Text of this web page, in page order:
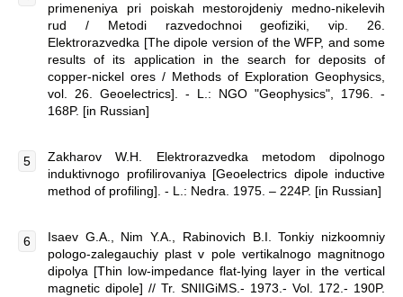
primeneniya pri poiskah mestorojdeniy medno-nikelevih
rud / Metodi razvedochnoi geofiziki, vip. 26.
Elektrorazvedka [The dipole version of the WFP, and some
results of its application in the search for deposits of
copper-nickel ores / Methods of Exploration Geophysics,
vol. 26. Geoelectrics]. - L.: NGO "Geophysics", 1796. -
168P. [in Russian]
Zakharov W.H. Elektrorazvedka metodom dipolnogo
induktivnogo profilirovaniya [Geoelectrics dipole inductive
method of profiling]. - L.: Nedra. 1975. – 224P. [in Russian]
Isaev G.A., Nim Y.A., Rabinovich B.I. Tonkiy nizkoomniy
pologo-zalegauchiy plast v pole vertikalnogo magnitnogo
dipolya [Thin low-impedance flat-lying layer in the vertical
magnetic dipole] // Tr. SNIIGiMS.- 1973.- Vol. 172.- 190P.